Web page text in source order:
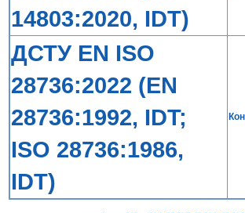
14803:2020, IDT)
ДСТУ EN ISO
28736:2022 (EN
28736:1992, IDT;
ISO 28736:1986,
IDT)